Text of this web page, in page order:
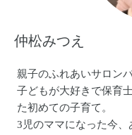
仲松みつえ
親子のふれあいサロン
子どもが大好きで保育
た初めての子育て。
3児のママになった今